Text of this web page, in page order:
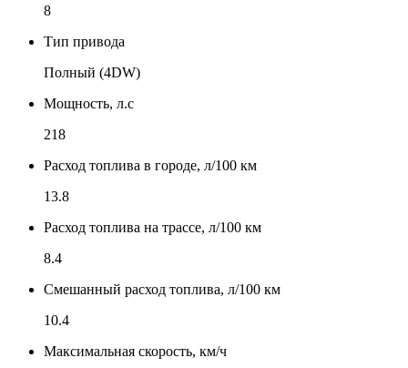
8
Тип привода
Полный (4DW)
Мощность, л.с
218
Расход топлива в городе, л/100 км
13.8
Расход топлива на трассе, л/100 км
8.4
Смешанный расход топлива, л/100 км
10.4
Максимальная скорость, км/ч